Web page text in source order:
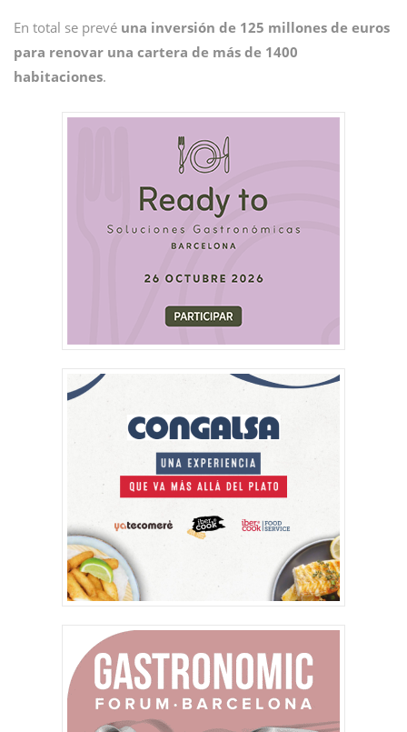
En total se prevé una inversión de 125 millones de euros
para renovar una cartera de más de 1400
habitaciones.